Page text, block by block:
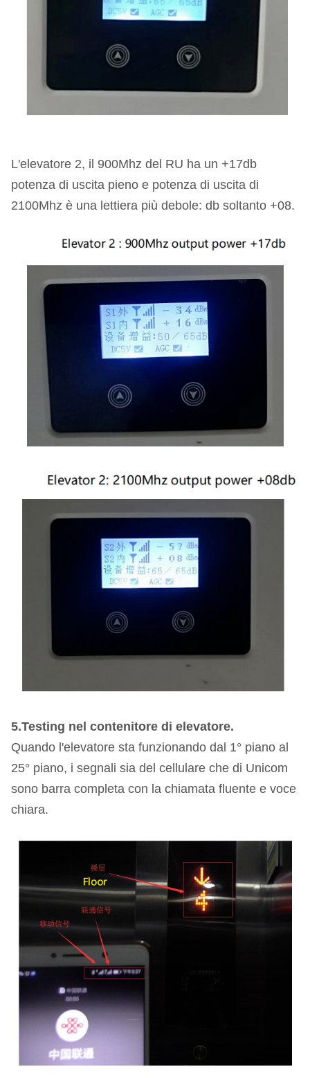
L'elevatore 2, il 900Mhz del RU ha un +17db
potenza di uscita pieno e potenza di uscita di
2100Mhz è una lettiera più debole: db soltanto +08.
5.Testing nel contenitore di elevatore.
Quando l'elevatore sta funzionando dal 1° piano al
25° piano, i segnali sia del cellulare che di Unicom
sono barra completa con la chiamata fluente e voce
chiara.